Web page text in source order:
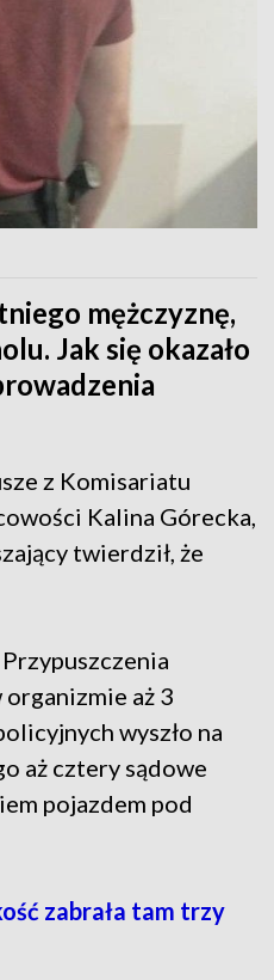
mężczyznę,
Jak się okazało
z Komisariatu
Kalina Górecka,
twierdził, że
aż 3
wyszło na
aż cztery sądowe
pojazdem pod
zabrała tam trzy